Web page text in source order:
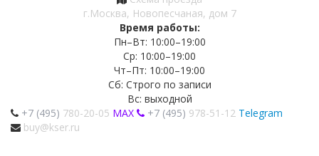
г.Москва, Новопесчаная, дом 7
Время работы:
Пн–Вт: 10:00–19:00
Ср: 10:00–19:00
Чт–Пт: 10:00–19:00
Сб: Строго по записи
Вс: выходной
+7 (495) 780-20-05 MAX +7 (495) 978-51-12 Telegram
buy@kser.ru